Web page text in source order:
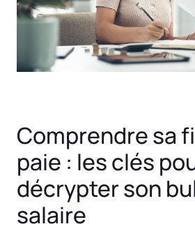
Comprendre sa
paie : les clés
décrypter son
salaire